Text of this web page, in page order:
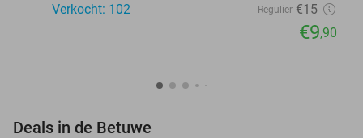
Verkocht: 102
Regulier €15
€9,90
Deals in de Betuwe